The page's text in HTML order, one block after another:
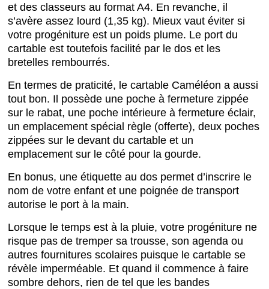
et des classeurs au format A4. En revanche, il
s’avère assez lourd (1,35 kg). Mieux vaut éviter si
votre progéniture est un poids plume. Le port du
cartable est toutefois facilité par le dos et les
bretelles rembourrés.
En termes de praticité, le cartable Caméléon a aussi
tout bon. Il possède une poche à fermeture zippée
sur le rabat, une poche intérieure à fermeture éclair,
un emplacement spécial règle (offerte), deux poches
zippées sur le devant du cartable et un
emplacement sur le côté pour la gourde.
En bonus, une étiquette au dos permet d’inscrire le
nom de votre enfant et une poignée de transport
autorise le port à la main.
Lorsque le temps est à la pluie, votre progéniture ne
risque pas de tremper sa trousse, son agenda ou
autres fournitures scolaires puisque le cartable se
révèle imperméable. Et quand il commence à faire
sombre dehors, rien de tel que les bandes